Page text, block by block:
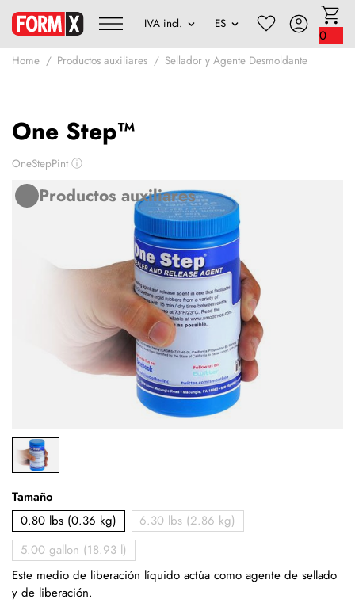
0
Home Productos auxiliares Sellador y Agente Desmoldante
One Step™
OneStepPint ⓘ
Productos auxiliares
Tamaño
0.80 lbs (0.36 kg)
6.30 lbs (2.86 kg)
5.00 gallon (18.93 l)
Este medio de liberación líquido actúa como agente de sellado
y de liberación.